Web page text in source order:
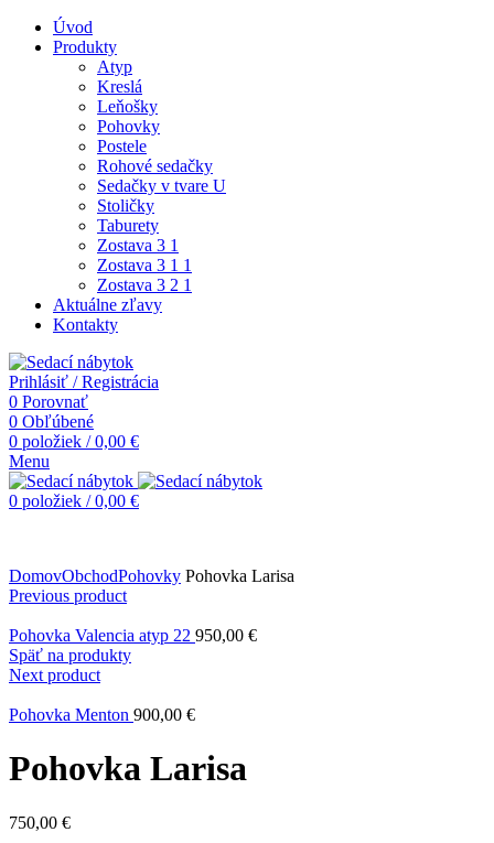
Úvod
Produkty
Atyp
Kreslá
Leňošky
Pohovky
Postele
Rohové sedačky
Sedačky v tvare U
Stoličky
Taburety
Zostava 3 1
Zostava 3 1 1
Zostava 3 2 1
Aktuálne zľavy
Kontakty
Prihlásiť / Registrácia
0 Porovnať
0 Obľúbené
0 položiek / 0,00 €
Menu
0 položiek / 0,00 €
DomovObchodPohovky Pohovka Larisa
Previous product
Pohovka Valencia atyp 22 950,00 €
Späť na produkty
Next product
Pohovka Menton 900,00 €
Pohovka Larisa
750,00 €